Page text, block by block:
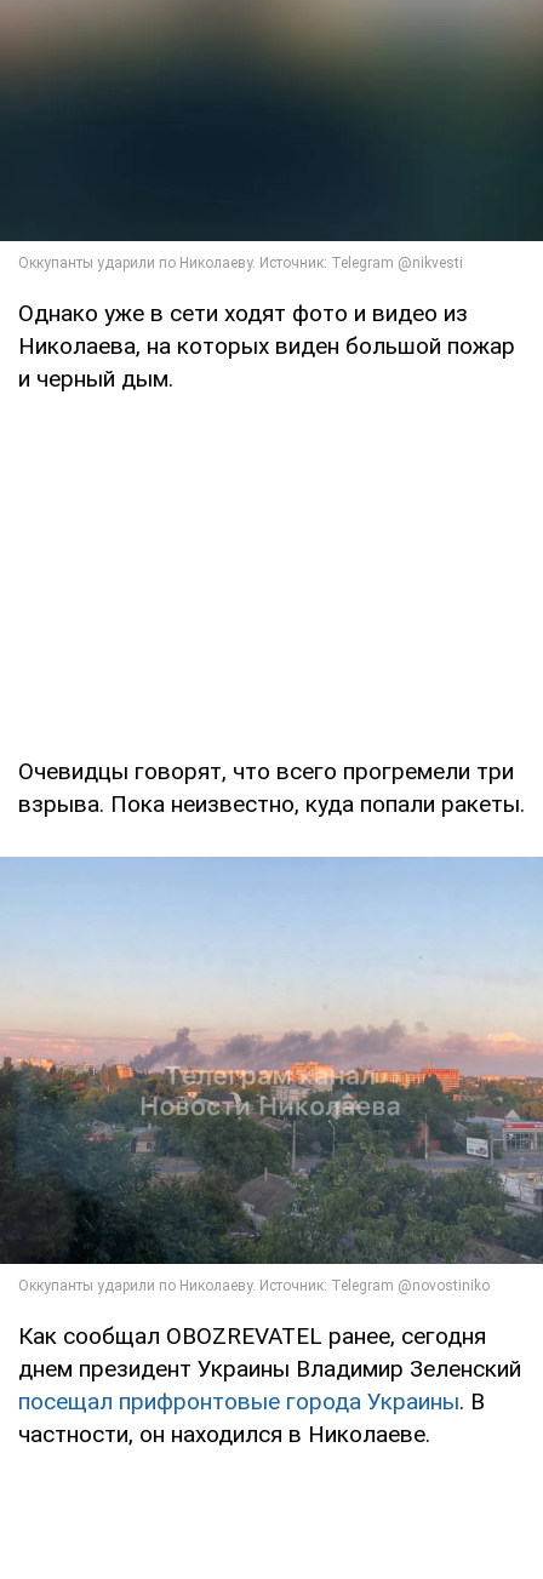
Однако уже в сети ходят фото и видео из
Николаева, на которых виден большой пожар
и черный дым.
Очевидцы говорят, что всего прогремели три
взрыва. Пока неизвестно, куда попали ракеты.
Как сообщал OBOZREVATEL ранее, сегодня
днем президент Украины Владимир Зеленский
посещал прифронтовые города Украины. В
частности, он находился в Николаеве.